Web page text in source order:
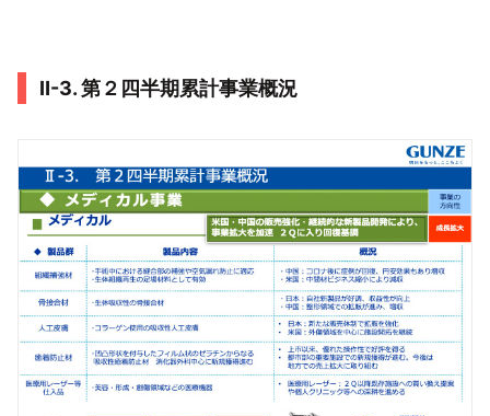
Ⅱ-3. 第２四半期累計事業概況